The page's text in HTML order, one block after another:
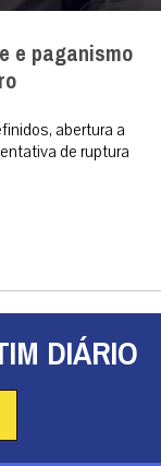
e paganismo
abertura a
de ruptura
DIÁRIO